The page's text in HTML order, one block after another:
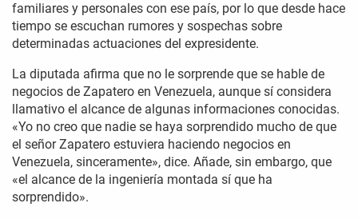
familiares y personales con ese país, por lo que desde hace
tiempo se escuchan rumores y sospechas sobre
determinadas actuaciones del expresidente.
La diputada afirma que no le sorprende que se hable de
negocios de Zapatero en Venezuela, aunque sí considera
llamativo el alcance de algunas informaciones conocidas.
«Yo no creo que nadie se haya sorprendido mucho de que
el señor Zapatero estuviera haciendo negocios en
Venezuela, sinceramente», dice. Añade, sin embargo, que
«el alcance de la ingeniería montada sí que ha
sorprendido».